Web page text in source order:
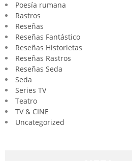
Poesía rumana
Rastros
Reseñas
Reseñas Fantástico
Reseñas Historietas
Reseñas Rastros
Reseñas Seda
Seda
Series TV
Teatro
TV & CINE
Uncategorized